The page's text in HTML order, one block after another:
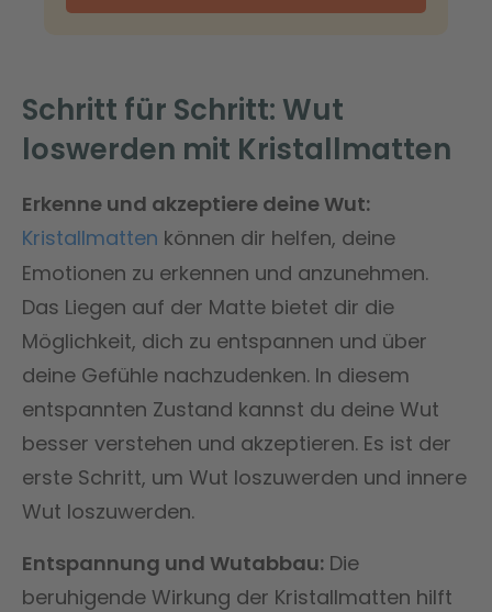
Schritt für Schritt: Wut
loswerden mit Kristallmatten
Erkenne und akzeptiere deine Wut:
Kristallmatten können dir helfen, deine
Emotionen zu erkennen und anzunehmen.
Das Liegen auf der Matte bietet dir die
Möglichkeit, dich zu entspannen und über
deine Gefühle nachzudenken. In diesem
entspannten Zustand kannst du deine Wut
besser verstehen und akzeptieren. Es ist der
erste Schritt, um Wut loszuwerden und innere
Wut loszuwerden.
Entspannung und Wutabbau: Die
beruhigende Wirkung der Kristallmatten hilft